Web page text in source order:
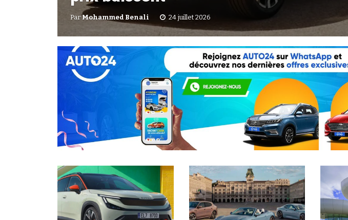
Par Mohammed Benali 24 juillet 2026